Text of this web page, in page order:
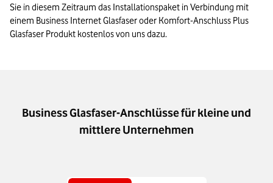
Sie in diesem Zeitraum das Installationspaket in Verbindung mit
einem Business Internet Glasfaser oder Komfort-Anschluss Plus
Glasfaser Produkt kostenlos von uns dazu.
Business Glasfaser-Anschlüsse für kleine und
mittlere Unternehmen